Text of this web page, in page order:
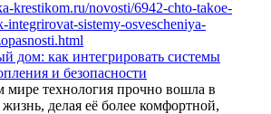
дом: как интегрировать системы
и безопасности
мире технология прочно вошла в
делая её более комфортной,